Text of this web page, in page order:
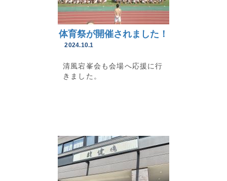
体育祭が開催されました！
2024.10.1
清風宕峯会も会場へ応援に行
きました。